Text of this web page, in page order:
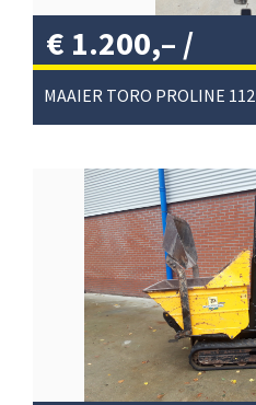
MAAIER TORO PROLINE 112
€ 1.200,– /